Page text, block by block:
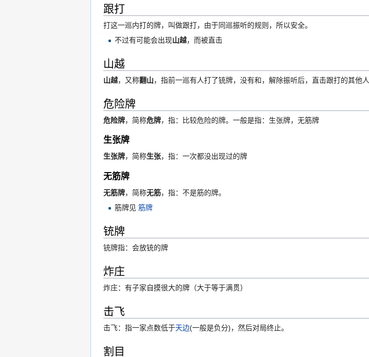
跟打
打这一巡内打的牌，叫做跟打，由于同巡振听的规则，所以安全。
不过有可能会出现山越，而被直击
山越
山越，又称翻山，指前一巡有人打了铳牌，没有和，解除振听后，直击跟打的其他人
危险牌
危险牌，简称危牌，指：比较危险的牌。一般是指：生张牌，无筋牌
生张牌
生张牌，简称生张，指：一次都没出现过的牌
无筋牌
无筋牌，简称无筋，指：不是筋的牌。
筋牌见筋牌
铳牌
铳牌指：会放铳的牌
炸庄
炸庄：有子家自摸很大的牌（大于等于满贯）
击飞
击飞：指一家点数低于天边(一般是负分)，然后对局终止。
割目